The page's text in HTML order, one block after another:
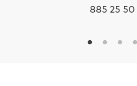
885 25 50
811 218
811 218
811 218